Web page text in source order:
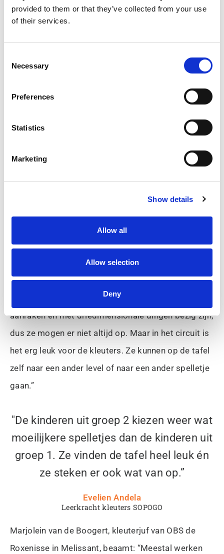
provided to them or that they’ve collected from your use
of their services.
Selection
Necessary
Preferences
Statistics
Marketing
Show details
Allow all
Allow selection
Deny
Educatieve spellen op niveau
Kleuterjuf Thea Gebraad van OBS Startblok in Oude-
Tonge ziet de kleine, ronde BelevenisTafel als een
mooie aanvulling op het aanbod in de klas. “Ik vind
het heel belangrijk dat de kinderen materialen
aanraken en met driedimensionale dingen bezig zijn,
dus ze mogen er niet altijd op. Maar in het circuit is
het erg leuk voor de kleuters. Ze kunnen op de tafel
zelf naar een ander level of naar een ander spelletje
gaan.”
"De kinderen uit groep 2 kiezen weer wat
moeilijkere spelletjes dan de kinderen uit
groep 1. Ze vinden de tafel heel leuk én
ze steken er ook wat van op.”
Evelien Andela
Leerkracht kleuters SOPOGO
Marjolein van de Boogert, kleuterjuf van OBS de
Roxenisse in Melissant, beaamt: “Meestal werken